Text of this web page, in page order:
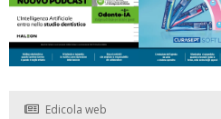
Edicola web